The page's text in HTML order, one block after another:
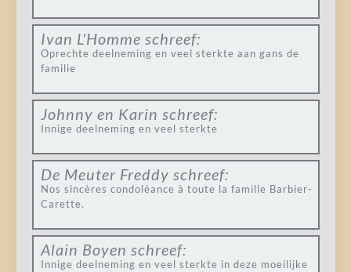
Ivan L'Homme schreef:
Oprechte deelneming en veel sterkte aan gans de
familie
Johnny en Karin schreef:
Innige deelneming en veel sterkte
De Meuter Freddy schreef:
Nos sincères condoléance à toute la famille Barbier-
Carette.
Alain Boyen schreef:
Innige deelneming en veel sterkte in deze moeilijke